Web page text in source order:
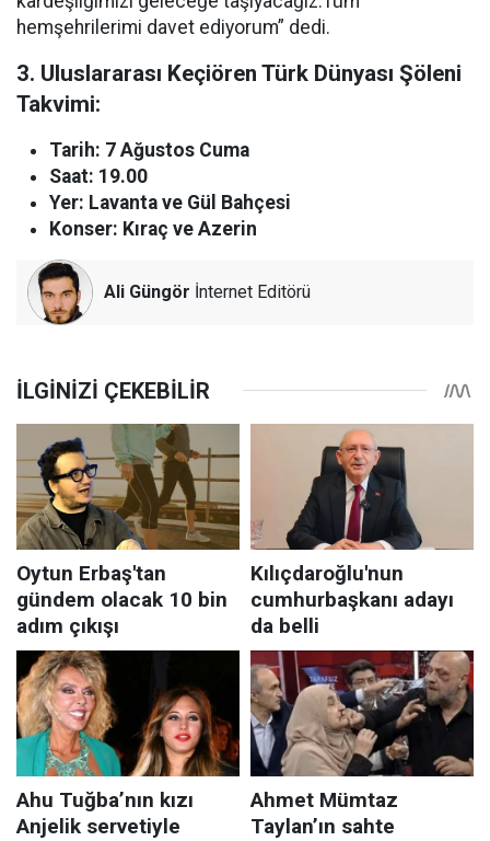
hemşehrilerimi davet ediyorum” dedi.
3. Uluslararası Keçiören Türk Dünyası Şöleni
Takvimi:
Tarih: 7 Ağustos Cuma
Saat: 19.00
Yer: Lavanta ve Gül Bahçesi
Konser: Kıraç ve Azerin
Ali Güngör İnternet Editörü